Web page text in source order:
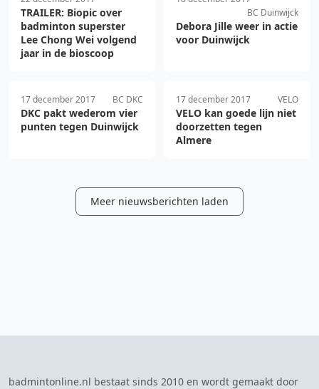
TRAILER: Biopic over
badminton superster
Lee Chong Wei volgend
jaar in de bioscoop
BC Duinwijck
Debora Jille weer in actie
voor Duinwijck
17 december 2017 BC DKC
DKC pakt wederom vier
punten tegen Duinwijck
17 december 2017 VELO
VELO kan goede lijn niet
doorzetten tegen
Almere
Meer nieuwsberichten laden
badmintonline.nl bestaat sinds 2010 en wordt gemaakt door